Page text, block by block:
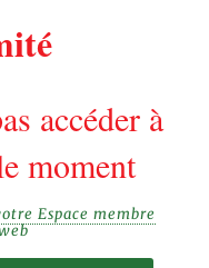
accéder à
moment
Espace membre